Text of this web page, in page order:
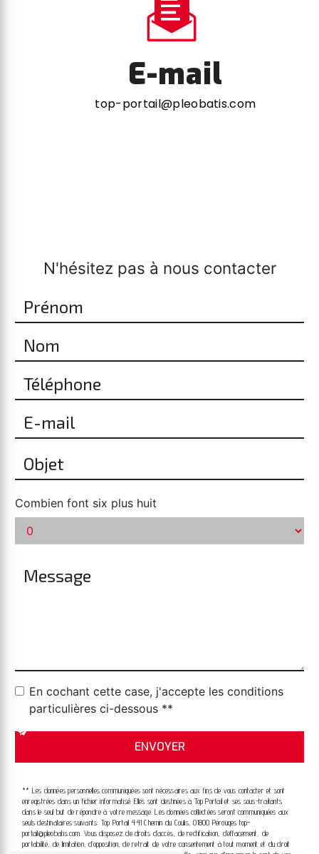
E-mail
top-portail@pleobatis.com
N'hésitez pas à nous contacter
Combien font six plus huit
En cochant cette case, j'accepte les conditions
particulières ci-dessous **
ENVOYER
** Les données personnelles communiquées sont nécessaires aux fins de vous contacter et sont
enregistrées dans un fichier informatisé. Elles sont destinées à Top Portail et ses sous-traitants
dans le seul but de répondre à votre message. Les données collectées seront communiquées aux
seuls destinataires suivants: Top Portail 441 Chemin du Coulis, 01800 Pérouges top-
portail@pleobatis.com. Vous disposez de droits d’accès, de rectification, d’effacement, de
portabilité, de limitation, d’opposition, de retrait de votre consentement à tout moment et du droit